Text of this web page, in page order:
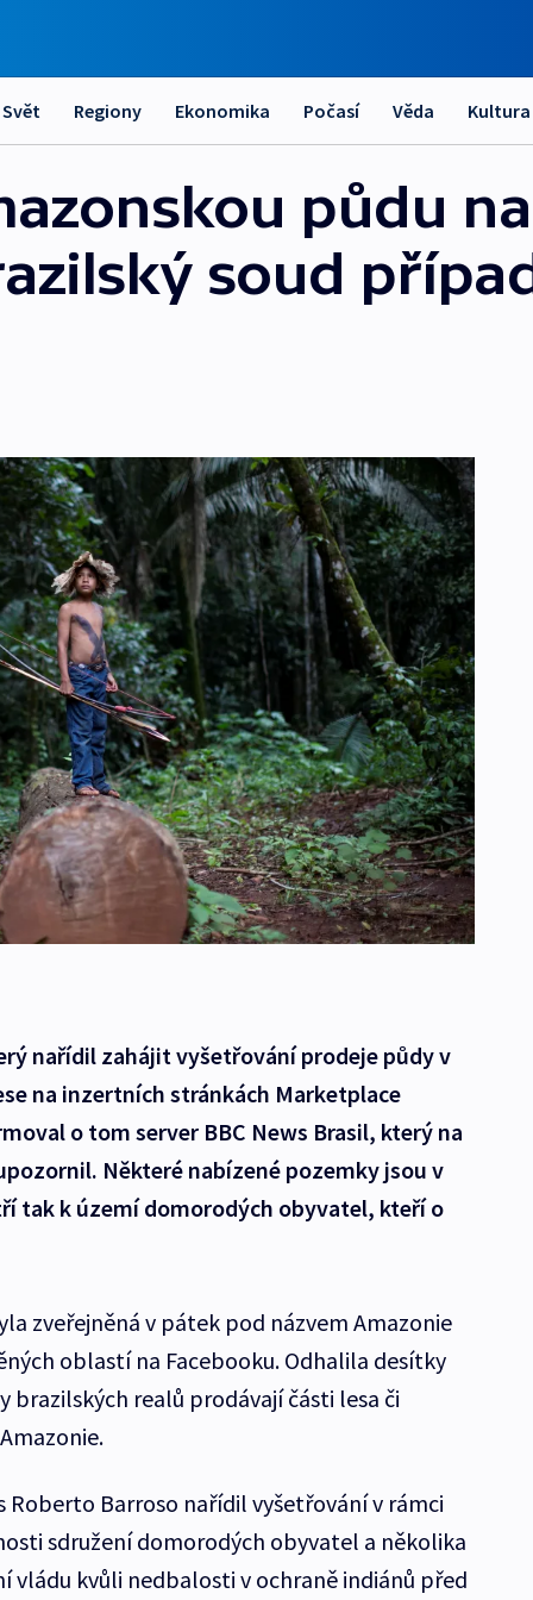
Svět Regiony Ekonomika Počasí Věda Kultura
půdu
soud
nařídil zahájit vyšetřování prodeje půdy v
na inzertních stránkách Marketplace
o tom server BBC News Brasil, který na
Některé nabízené pozemky jsou v
tak k území domorodých obyvatel, kteří o
zveřejněná v pátek pod názvem Amazonie
oblastí na Facebooku. Odhalila desítky
brazilských realů prodávají části lesa či
Roberto Barroso nařídil vyšetřování v rámci
sdružení domorodých obyvatel a několika
kvůli nedbalosti v ochraně indiánů před